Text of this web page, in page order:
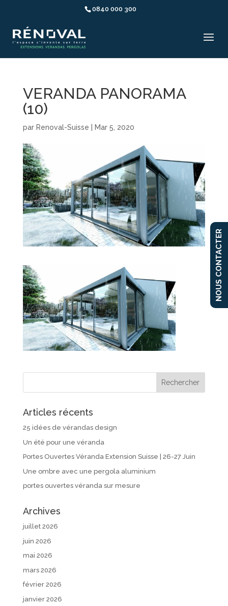
0840 000 300
VERANDA PANORAMA
(10)
par Renoval-Suisse Mar 5, 2020
Articles récents
25 idées de vérandas design
Un été pour une véranda
Portes Ouvertes Véranda Extension Suisse | 26-27 Juin
Une ombre avec une pergola aluminium
portes ouvertes véranda sur mesure
Archives
juillet 2026
juin 2026
mai 2026
mars 2026
février 2026
janvier 2026
NOUS CONTACTER